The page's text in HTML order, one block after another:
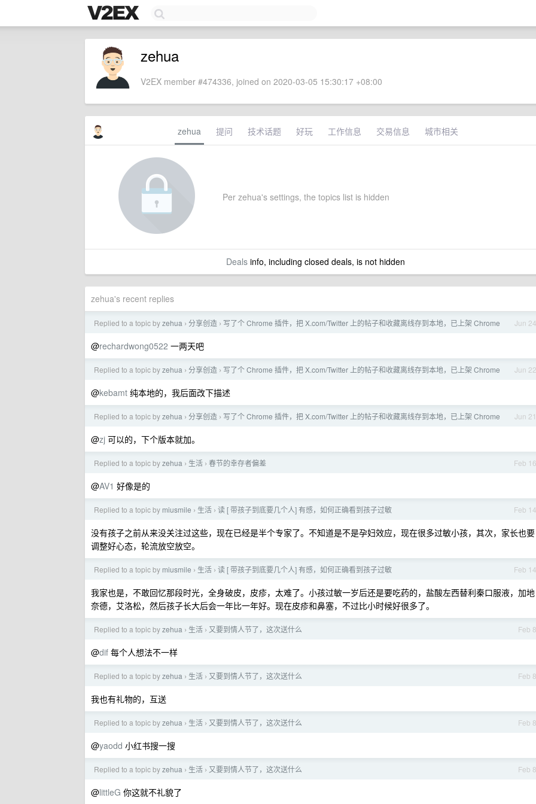
zehua
V2EX member #474336, joined on 2020-03-05 15:30:17 +08:00
zehua 提问 技术话题 好玩 工作信息 交易信息 城市相关
Per zehua's settings, the topics list is hidden
Dealsinfo, including closed deals, is not hidden
zehua's recent replies
Jun 24
Replied to a topic byzehua › 分享创造 › 写了个 Chrome 插件，把 X.com/Twitter 上的帖子和收藏离线存到本地，已上架 Chrome
@rechardwong0522 一两天吧
Jun 22
Replied to a topic byzehua › 分享创造 › 写了个 Chrome 插件，把 X.com/Twitter 上的帖子和收藏离线存到本地，已上架 Chrome
@kebamt 纯本地的，我后面改下描述
Jun 21
Replied to a topic byzehua › 分享创造 › 写了个 Chrome 插件，把 X.com/Twitter 上的帖子和收藏离线存到本地，已上架 Chrome
@zj 可以的，下个版本就加。
Feb 16
Replied to a topic byzehua › 生活 › 春节的幸存者偏差
@AV1 好像是的
Feb 14
Replied to a topic by miusmile › 生活 › 读 [ 带孩子到底要几个人] 有感，如何正确看到孩子过敏
没有孩子之前从来没关注过这些，现在已经是半个专家了。不知道是不是孕妇效应，现在很多过敏小孩，其次，家长也要
调整好心态，轮流放空放空。
Feb 14
Replied to a topic by miusmile › 生活 › 读 [ 带孩子到底要几个人] 有感，如何正确看到孩子过敏
我家也是，不敢回忆那段时光，全身破皮，皮疹，太难了。小孩过敏一岁后还是要吃药的，盐酸左西替利秦口服液，加地
奈德，艾洛松，然后孩子长大后会一年比一年好。现在皮疹和鼻塞，不过比小时候好很多了。
Feb 8
Replied to a topic byzehua › 生活 › 又要到情人节了，这次送什么
@dif 每个人想法不一样
Feb 8
Replied to a topic byzehua › 生活 › 又要到情人节了，这次送什么
我也有礼物的，互送
Feb 8
Replied to a topic byzehua › 生活 › 又要到情人节了，这次送什么
@yaodd 小红书搜一搜
Feb 8
Replied to a topic byzehua › 生活 › 又要到情人节了，这次送什么
@littleG 你这就不礼貌了